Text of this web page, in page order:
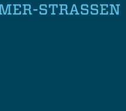
STRASSEN